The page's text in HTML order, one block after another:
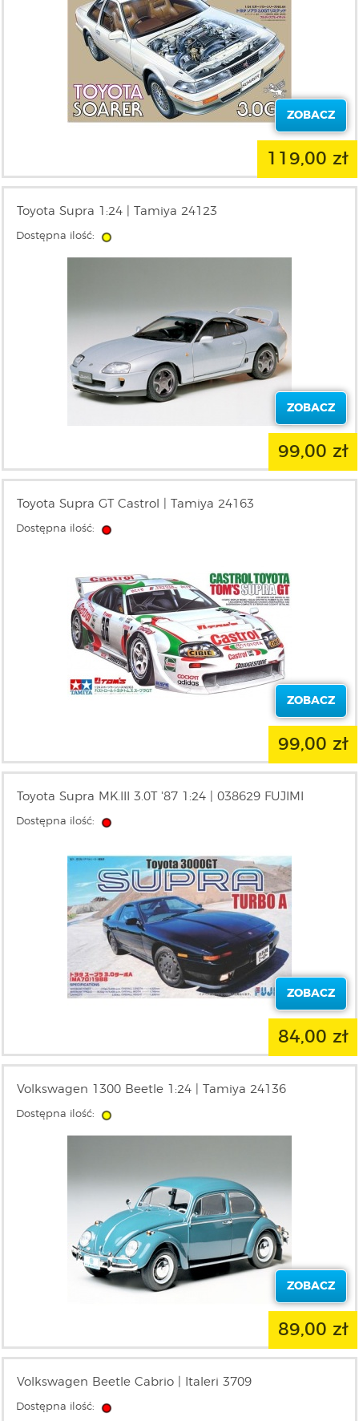
ZOBACZ
119,00 zł
Toyota Supra 1:24 | Tamiya 24123
Dostępna ilość:
ZOBACZ
99,00 zł
Toyota Supra GT Castrol | Tamiya 24163
Dostępna ilość:
ZOBACZ
99,00 zł
Toyota Supra MK.III 3.0T '87 1:24 | 038629 FUJIMI
Dostępna ilość:
ZOBACZ
84,00 zł
Volkswagen 1300 Beetle 1:24 | Tamiya 24136
Dostępna ilość:
ZOBACZ
89,00 zł
Volkswagen Beetle Cabrio | Italeri 3709
Dostępna ilość: